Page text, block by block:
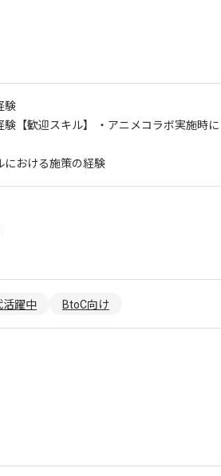
験
験 【歓迎スキル】 ・アニメコラボ実施時
における施策の経験
活躍中 BtoC向け